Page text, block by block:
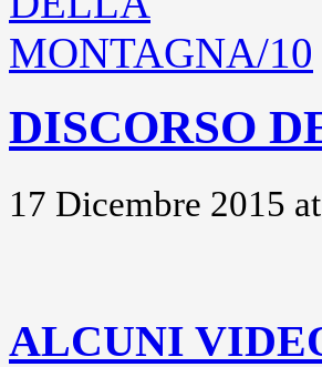
DISCORSO
17 Dicembre 2015
ALCUNI